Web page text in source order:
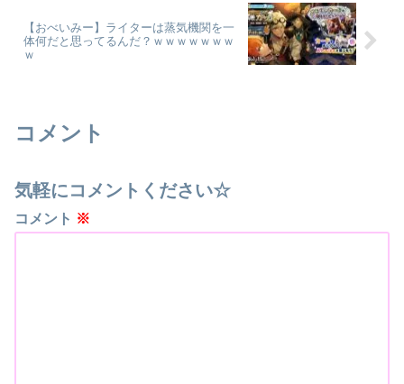
【おべいみー】ライターは蒸気機関を一
体何だと思ってるんだ？ｗｗｗｗｗｗｗ
ｗ
コメント
気軽にコメントください☆
コメント ※